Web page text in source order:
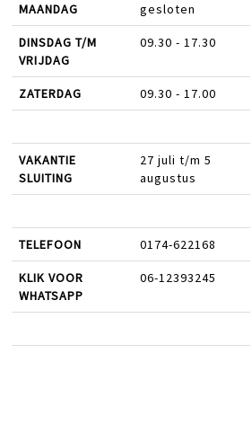
MAANDAG gesloten
DINSDAG T/M
VRIJDAG
09.30 - 17.30
ZATERDAG 09.30 - 17.00
VAKANTIE
SLUITING
27 juli t/m 5
augustus
TELEFOON 0174-622168
KLIK VOOR
WHATSAPP
06-12393245